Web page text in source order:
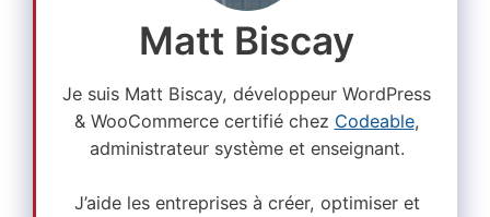
Matt Biscay
Je suis Matt Biscay, développeur WordPress
& WooCommerce certifié chez Codeable,
administrateur système et enseignant.
J’aide les entreprises à créer, optimiser et